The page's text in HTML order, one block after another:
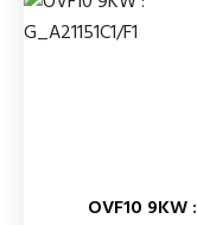
OVF10 9KW :